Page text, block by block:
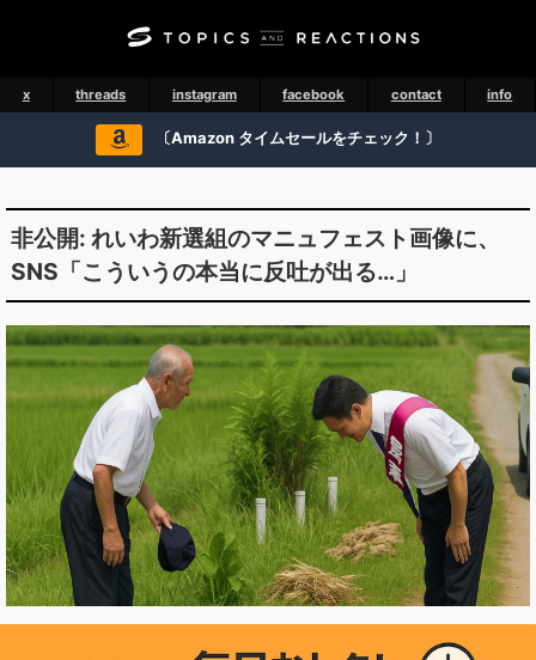
x threads instagram facebook contact info
〔Amazon タイムセールをチェック！〕
非公開: れいわ新選組のマニュフェスト画像に、
SNS「こういうの本当に反吐が出る…」